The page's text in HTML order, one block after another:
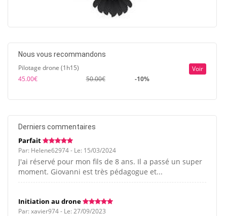
Nous vous recommandons
Pilotage drone (1h15)
Voir
45.00€
50.00€ -10%
Derniers commentaires
Parfait
Par: Helene62974 - Le: 15/03/2024
J'ai réservé pour mon fils de 8 ans. Il a passé un super
moment. Giovanni est très pédagogue et...
Initiation au drone
Par: xavier974 - Le: 27/09/2023